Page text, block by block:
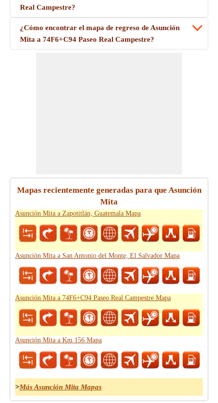
Real Campestre?
¿Cómo encontrar el mapa de regreso de Asunción
Mita a 74F6+C94 Paseo Real Campestre?
Mapas recientemente generadas para que Asunción
Mita
Asunción Mita a Zapotitlán, Guatemala Mapa
Asunción Mita a San Antonio del Monte, El Salvador Mapa
Asunción Mita a 74F6+C94 Paseo Real Campestre Mapa
Asunción Mita a Km 156 Mapa
>Más Asunción Mita Mapas